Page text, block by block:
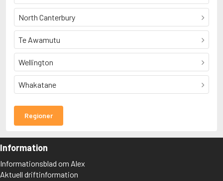
North Canterbury
Te Awamutu
Wellington
Whakatane
Regioner
Information
Informationsblad om Alex
Aktuell driftinformation